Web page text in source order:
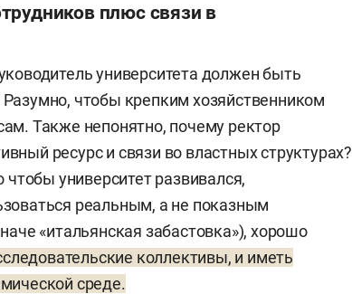
плюс связи в
университета должен быть
чтобы крепким хозяйственником
Также непонятно, почему ректор
ресурс и связи во властных структурах?
университет развивался,
реальным, а не показным
«итальянская забастовка»), хорошо
коллективы, и иметь
среде.